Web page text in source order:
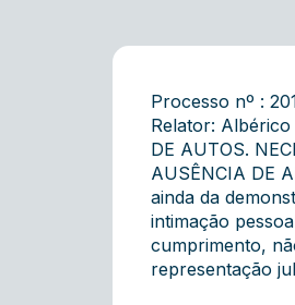
Processo nº :
Relator: Albérico
DE AUTOS.
AUSÊNCIA DE
ainda da
intimação
cumprimento,
representação